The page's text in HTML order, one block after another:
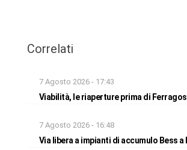
Correlati
7 Agosto 2026 - 17:43
Viabilità, le riaperture prima di
7 Agosto 2026 - 16:48
Via libera a impianti di accumulo Bess a